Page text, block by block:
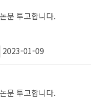
문 투고합니다.
2023-01-09
문 투고합니다.